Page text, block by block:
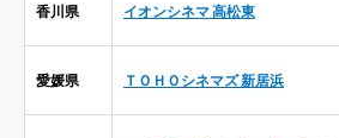
香川県 イオンシネマ 高松東
愛媛県 ＴＯＨＯシネマズ 新居浜